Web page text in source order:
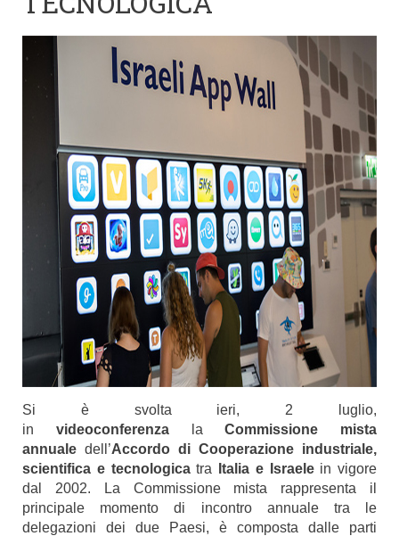
Si è svolta ieri, 2 luglio,
in videoconferenza laCommissione mista
annuale dell’Accordo di Cooperazione industriale,
scientifica e tecnologicatra Italia e Israele in vigore
dal 2002. La Commissione mista rappresenta il
principale momento di incontro annuale tra le
delegazioni dei due Paesi, è composta dalle parti